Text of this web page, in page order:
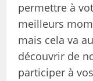
permettre à
meilleurs
mais cela va
découvrir de
participer à